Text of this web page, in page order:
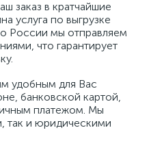
заказ в кратчайшие
услуга по выгрузке
России мы отправляем
что гарантирует
удобным для Вас
банковской картой,
платежом. Мы
так и юридическими